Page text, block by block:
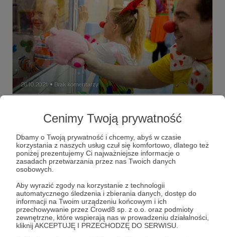
Cenimy Twoją prywatność
Dbamy o Twoją prywatność i chcemy, abyś w czasie
korzystania z naszych usług czuł się komfortowo, dlatego też
poniżej prezentujemy Ci najważniejsze informacje o
zasadach przetwarzania przez nas Twoich danych
osobowych.
Aby wyrazić zgody na korzystanie z technologii
automatycznego śledzenia i zbierania danych, dostęp do
informacji na Twoim urządzeniu końcowym i ich
przechowywanie przez Crowd8 sp. z o.o. oraz podmioty
zewnętrzne, które wspierają nas w prowadzeniu działalności,
kliknij AKCEPTUJĘ I PRZECHODZĘ DO SERWISU.
26.10.2021 ● Brak komentarzy
Znaleźliśmy się wśród finalistów konkursu
#razemzmieniamy. I rzeczywiście zmieniamy świat
uśmiechem :)
uśmiech pozytywne myślenie terapia śmiechem
+6